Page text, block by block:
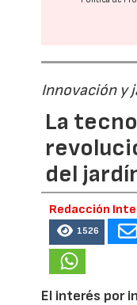
Innovación y
La
del
Redacción
1526
El interés por